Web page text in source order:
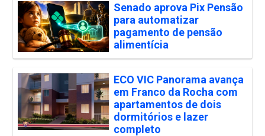
Senado aprova Pix Pensão
para automatizar
pagamento de pensão
alimentícia
ECO VIC Panorama avança
em Franco da Rocha com
apartamentos de dois
dormitórios e lazer
completo